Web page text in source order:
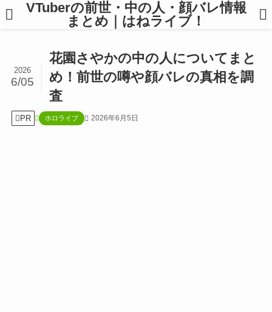
VTuberの前世・中の人・顔バレ情報
まとめ｜はねライブ！
花園さやかの中の人についてまと
め！前世の噂や顔バレの真相を調
査
2026
6/05
PR ホロライブ 2026年6月5日